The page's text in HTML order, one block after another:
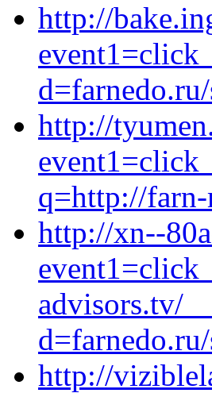
http://
http://
q=http://farn-
http://xn--
advisors.tv/
http://